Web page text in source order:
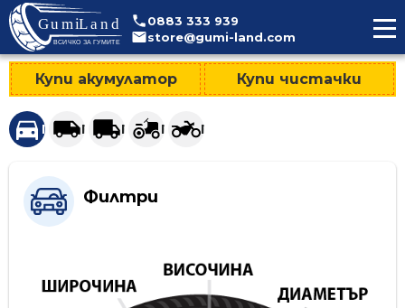
0883 333 939
store@gumi-land.com
Купи акумулатор Купи чистачки
Гуми за леки автомобили и джипове
Гуми за лекотоварни автомобили
Гуми за тежкотоварни автомобили
Гуми за селскостопанска
Гуми за мотоциклети
Филтри